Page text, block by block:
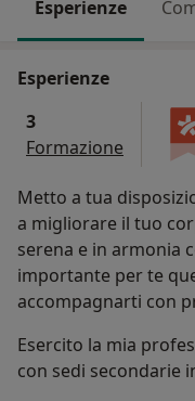
Esperienze
Esperienze
3
Formazione
Metto a tua
a migliorare il tuo
serena e in armonia
importante per te
accompagnarti con
Esercito la mia
con sedi secondarie